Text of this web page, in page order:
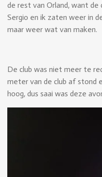
de rest van Orland, want de
Sergio en ik zaten weer in
maar weer wat van maken.
De club was niet meer te
meter van de club af stond
hoog, dus saai was deze